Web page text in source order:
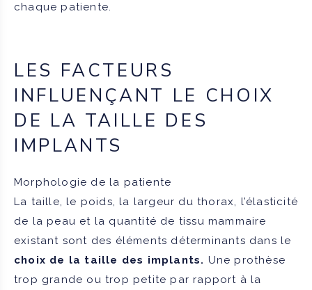
chaque patiente.
LES FACTEURS
INFLUENÇANT LE CHOIX
DE LA TAILLE DES
IMPLANTS
Morphologie de la patiente
La taille, le poids, la largeur du thorax, l’élasticité
de la peau et la quantité de tissu mammaire
existant sont des éléments déterminants dans le
choix de la taille des implants. Une prothèse
trop grande ou trop petite par rapport à la